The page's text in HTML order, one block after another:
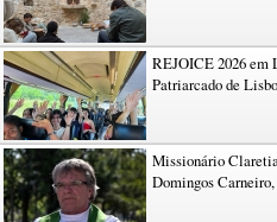
REJOICE 2026 em
Patriarcado de
Missionário
Domingos